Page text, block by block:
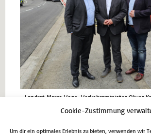
Cookie-Zustimmung
Um dir ein optimales Erlebnis zu bieten, verwenden wir
Landrat Marco Voge, Verkehrsminister Oliver
Eggers MdL (v. l.)